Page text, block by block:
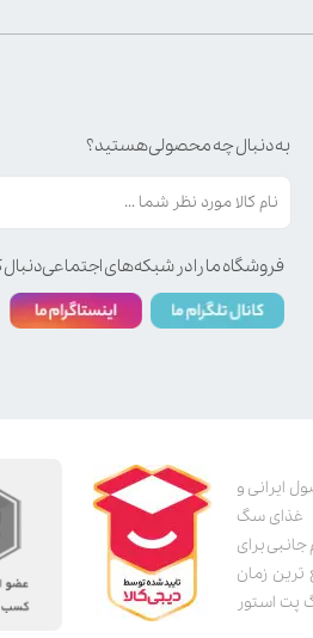
اینترنتی با بیش از 3000 هزار محصول ایرانی و
غذای سگ
برای
ترین زمان
پت استور
به دنبال چه محصولی هستید؟
فروشگاه ما را در شبکه‌های اجتماعی دنبال